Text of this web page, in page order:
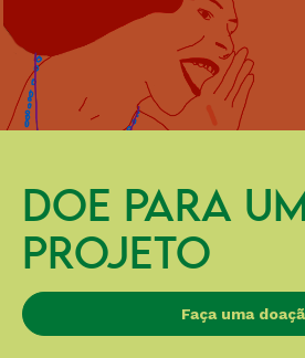
DOE PARA UM
PROJETO
Faça uma